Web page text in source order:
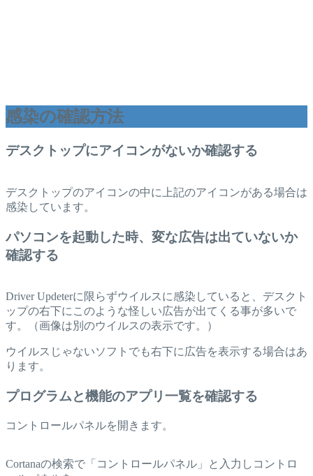
感染の確認方法
デスクトップにアイコンがないか確認する
デスクトップのアイコンの中に上記のアイコンがある場合は
感染しています。
パソコンを起動した時、変な広告は出ていないか
確認する
Driver Updeterに限らずウイルスに感染していると、デスクト
ップの右下にこのような怪しい広告が出てくる事が多いで
す。（画像は別のウイルスの表示です。）
ウイルスじゃないソフトでも右下に広告を表示する場合はあ
ります。
プログラムと機能のアプリ一覧を確認する
コントロールパネルを開きます。
Cortanaの検索で「コントロールパネル」と入力しコントロ